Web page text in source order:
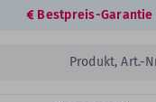
Bestpreis-Garantie